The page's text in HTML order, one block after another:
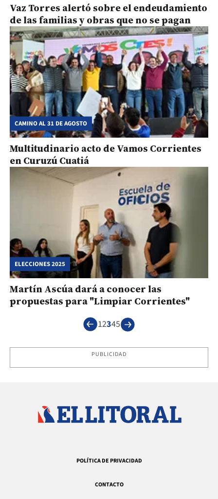
Vaz Torres alertó sobre el endeudamiento
de las familias y obras que no se pagan
CAMINO AL 31 DE AGOSTO
Multitudinario acto de Vamos Corrientes
en Curuzú Cuatiá
ELECCIONES 2025
Martín Ascúa dará a conocer las
propuestas para "Limpiar Corrientes"
12345
PUBLICIDAD
POLÍTICA DE PRIVACIDAD
CONTACTO